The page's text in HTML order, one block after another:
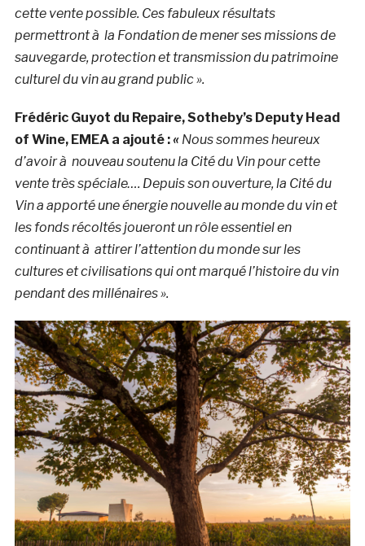
cette vente possible. Ces fabuleux résultats
permettront à la Fondation de mener ses missions de
sauvegarde, protection et transmission du patrimoine
culturel du vin au grand public ».
Frédéric Guyot du Repaire, Sotheby’s Deputy Head
of Wine, EMEA a ajouté :« Nous sommes heureux
d’avoir à nouveau soutenu la Cité du Vin pour cette
vente très spéciale…. Depuis son ouverture, la Cité du
Vin a apporté une énergie nouvelle au monde du vin et
les fonds récoltés joueront un rôle essentiel en
continuant à attirer l’attention du monde sur les
cultures et civilisations qui ont marqué l’histoire du vin
pendant des millénaires ».